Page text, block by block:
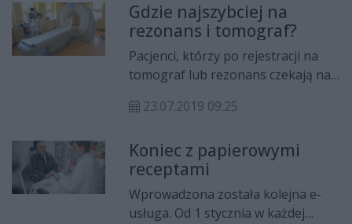
przerwać z powodu pandemii.
Warunkiem jest negatywny wynik
na obecność COVID-19.
Gdzie najszybciej na
rezonans i tomograf?
Pacjenci, którzy po rejestracji na
tomograf lub rezonans czekają na
przenieść się do tej o krótszym
NFZ o zwrot dokumentów.
23.07.2019 09:25
Koniec z papierowymi
receptami
Wprowadzona została kolejna e-
usługa. Od 1 stycznia w każdej